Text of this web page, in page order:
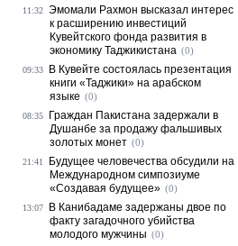
11:32 Эмомали Рахмон высказал интерес
к расширению инвестиций
Кувейтского фонда развития в
экономику Таджикистана (0)
09:33
В Кувейте состоялась презентация
книги «Таджики» на арабском
языке (0)
08:35
Граждан Пакистана задержали в
Душанбе за продажу фальшивых
золотых монет (0)
21:41
Будущее человечества обсудили на
Международном симпозиуме
«Создавая будущее» (0)
13:07
В Канибадаме задержаны двое по
факту загадочного убийства
молодого мужчины (0)